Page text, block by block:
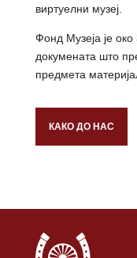
виртуелни музеј.
Фонд Музеја је
докуменaта што
предмета
КАКО ДО НАС